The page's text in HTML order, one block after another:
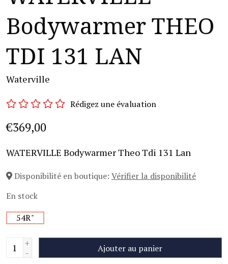
Bodywarmer THEO
TDI 131 LAN
Waterville
Rédigez une évaluation
€369,00
WATERVILLE Bodywarmer Theo Tdi 131 Lan
Disponibilité en boutique: Vérifier la disponibilité
En stock
54R"
+
- Ajouter au panier